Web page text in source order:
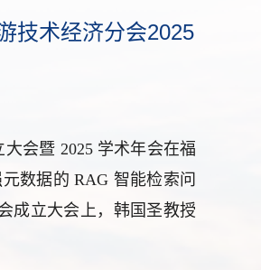
技术经济分会2025
会暨 2025 学术年会在福
数据的 RAG 智能检索问
成立大会上，韩国圣教授